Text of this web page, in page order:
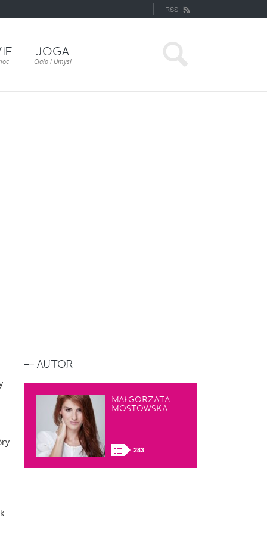
JOGA
Ciało i Umysł
RSS
AUTOR
MAŁGORZATA
MOSTOWSKA
283